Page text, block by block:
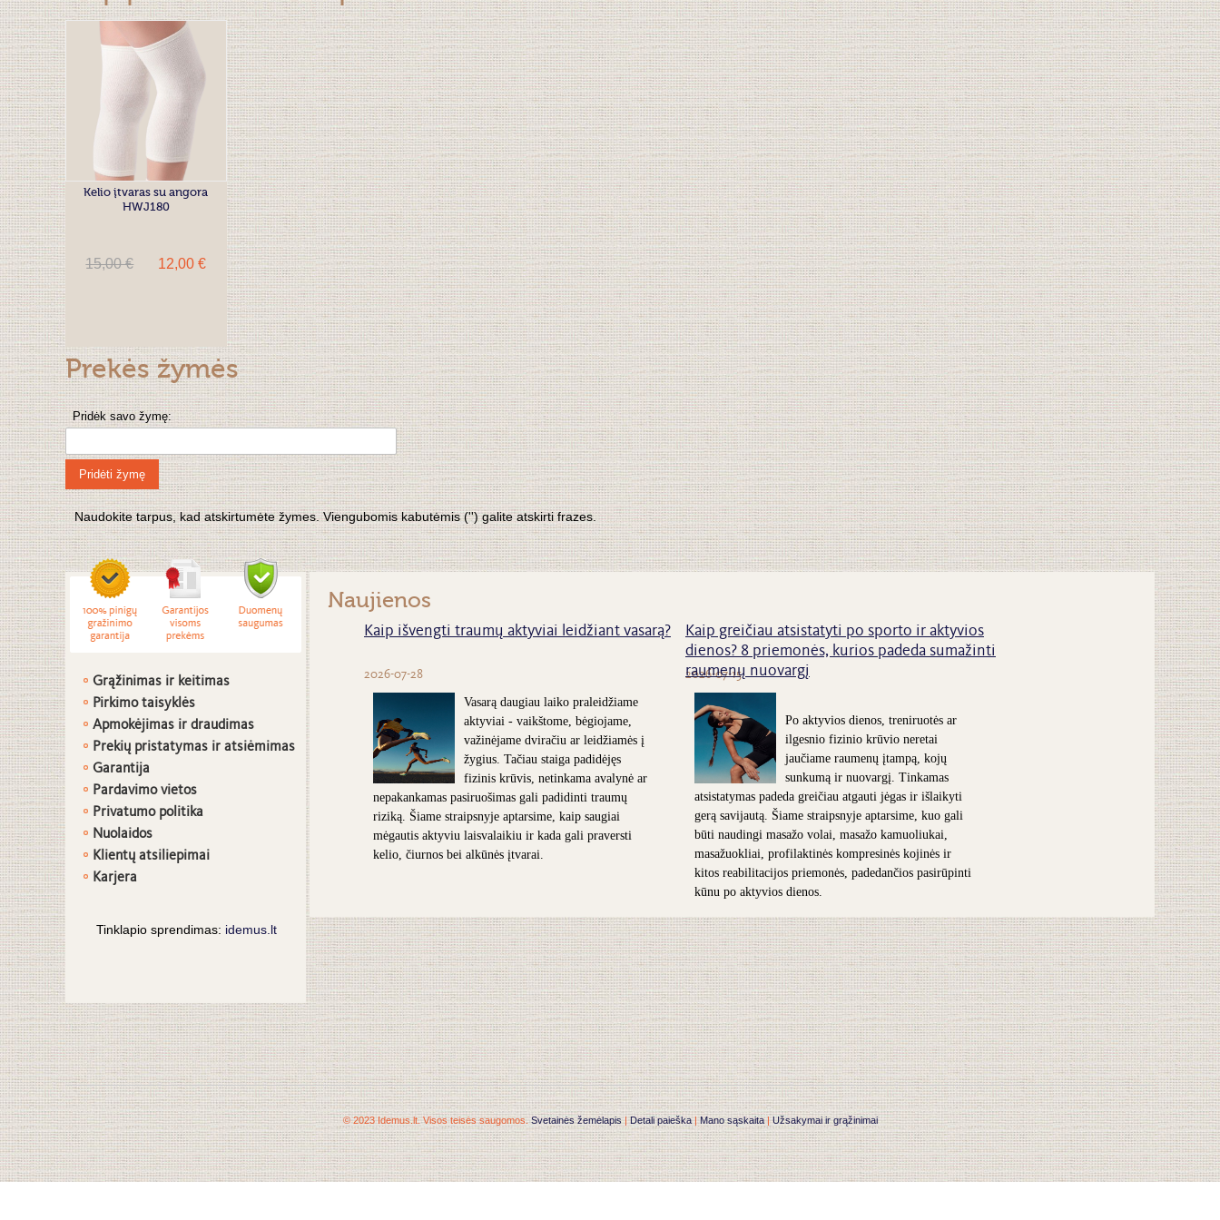
Kelio įtvaras su angora
HWJ180
15,00 € 12,00 €
Prekės žymės
Pridėk savo žymę:
Pridėti žymę
Naudokite tarpus, kad atskirtumėte žymes. Viengubomis kabutėmis ('') galite atskirti frazes.
Grąžinimas ir keitimas
Pirkimo taisyklės
Apmokėjimas ir draudimas
Prekių pristatymas ir atsiėmimas
Garantija
Pardavimo vietos
Privatumo politika
Nuolaidos
Klientų atsiliepimai
Karjera
Tinklapio sprendimas: idemus.lt
Naujienos
Kaip išvengti traumų aktyviai leidžiant vasarą?
2026-07-28
Vasarą daugiau laiko praleidžiame
aktyviai - vaikštome, bėgiojame,
važinėjame dviračiu ar leidžiamės į
žygius. Tačiau staiga padidėjęs
fizinis krūvis, netinkama avalynė ar
nepakankamas pasiruošimas gali padidinti traumų
riziką. Šiame straipsnyje aptarsime, kaip saugiai
mėgautis aktyviu laisvalaikiu ir kada gali praversti
kelio, čiurnos bei alkūnės įtvarai.
Kaip greičiau atsistatyti po sporto ir aktyvios
dienos? 8 priemonės, kurios padeda sumažinti
raumenų nuovargį
2026-07-15
Po aktyvios dienos, treniruotės ar
ilgesnio fizinio krūvio neretai
jaučiame raumenų įtampą, kojų
sunkumą ir nuovargį. Tinkamas
atsistatymas padeda greičiau atgauti jėgas ir išlaikyti
gerą savijautą. Šiame straipsnyje aptarsime, kuo gali
būti naudingi masažo volai, masažo kamuoliukai,
masažuokliai, profilaktinės kompresinės kojinės ir
kitos reabilitacijos priemonės, padedančios pasirūpinti
kūnu po aktyvios dienos.
© 2023 Idemus.lt. Visos teisės saugomos.Svetainės žemėlapis|Detali paieška|Mano sąskaita|Užsakymai ir grąžinimai